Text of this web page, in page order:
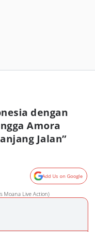
dengan
Amora
Jalan”
Add Us on Google
Moana Live Action)